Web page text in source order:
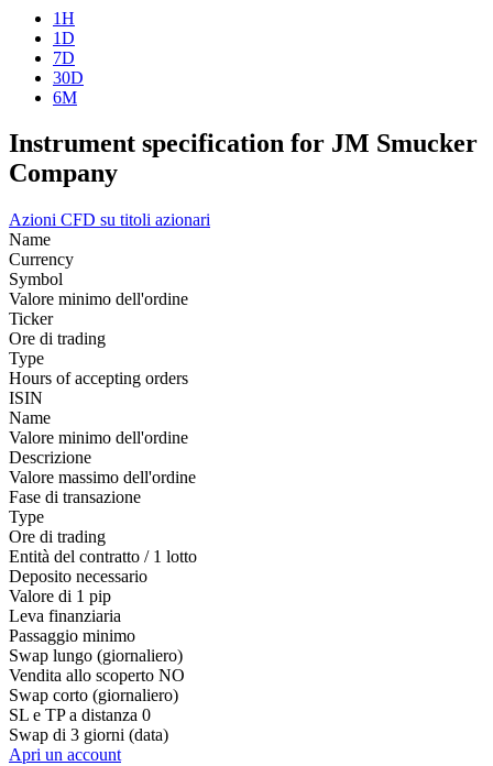
1H
1D
7D
30D
6M
Instrument specification for JM Smucker
Company
Azioni CFD su titoli azionari
Name
Currency
Symbol
Valore minimo dell'ordine
Ticker
Ore di trading
Type
Hours of accepting orders
ISIN
Name
Valore minimo dell'ordine
Descrizione
Valore massimo dell'ordine
Fase di transazione
Type
Ore di trading
Entità del contratto / 1 lotto
Deposito necessario
Valore di 1 pip
Leva finanziaria
Passaggio minimo
Swap lungo (giornaliero)
Vendita allo scoperto NO
Swap corto (giornaliero)
SL e TP a distanza 0
Swap di 3 giorni (data)
Apri un account